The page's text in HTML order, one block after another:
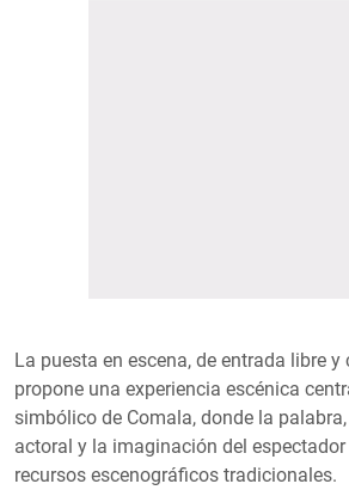
La puesta en escena, de entrada libre
propone una experiencia escénica
simbólico de Comala, donde la
actoral y la imaginación del
recursos escenográficos tradicionales.